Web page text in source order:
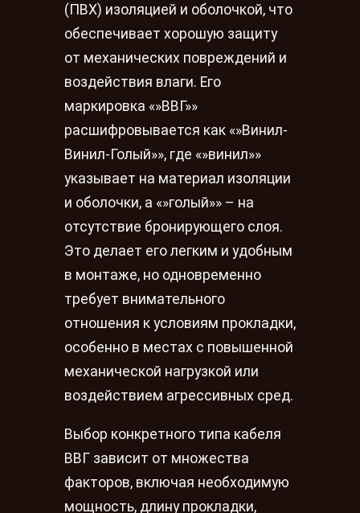
(ПВХ) изоляцией и оболочкой, что
обеспечивает хорошую защиту
от механических повреждений и
воздействия влаги. Его
маркировка «»ВВГ»»
расшифровывается как «»Винил-
Винил-Голый»», где «»винил»»
указывает на материал изоляции
и оболочки, а «»голый»» – на
отсутствие бронирующего слоя.
Это делает его легким и удобным
в монтаже, но одновременно
требует внимательного
отношения к условиям прокладки,
особенно в местах с повышенной
механической нагрузкой или
воздействием агрессивных сред.
Выбор конкретного типа кабеля
ВВГ зависит от множества
факторов, включая необходимую
мощность, длину прокладки,